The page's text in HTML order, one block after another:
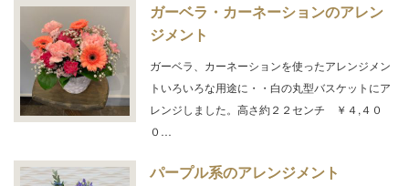
ガーベラ・カーネーションのアレン
ジメント
ガーベラ、カーネーションを使ったアレンジメン
トいろいろな用途に・・白の丸型バスケットにア
レンジしました。高さ約２２センチ ￥４,４０
０…
パープル系のアレンジメント